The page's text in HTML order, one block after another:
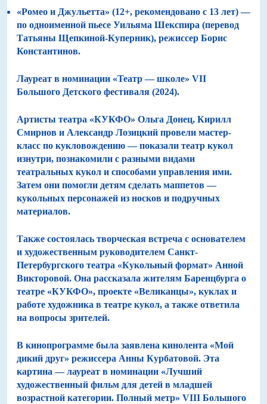
«Ромео и Джульетта» (12+, рекомендовано с 13 лет) —
по одноименной пьесе Уильяма Шекспира (перевод
Татьяны Щепкиной-Куперник), режиссер Борис
Константинов.
Лауреат в номинации «Театр — школе» VII
Большого Детского фестиваля (2024).
Артисты театра «КУКФО» Ольга Донец, Кирилл
Смирнов и Александр Лозицкий провели мастер-
класс по кукловождению — показали театр кукол
изнутри, познакомили с разными видами
театральных кукол и способами управления ими.
Затем они помогли детям сделать маппетов —
кукольных персонажей из носков и подручных
материалов.
Также состоялась творческая встреча с основателем
и художественным руководителем Санкт-
Петербургского театра «Кукольный формат» Анной
Викторовой. Она рассказала жителям Баренцбурга о
театре «КУКФО», проекте «Великанцы», куклах и
работе художника в театре кукол, а также ответила
на вопросы зрителей.
В кинопрограмме была заявлена кинолента «Мой
дикий друг» режиссера Анны Курбатовой. Эта
картина — лауреат в номинации «Лучший
художественный фильм для детей в младшей
возрастной категории. Полный метр» VIII Большого